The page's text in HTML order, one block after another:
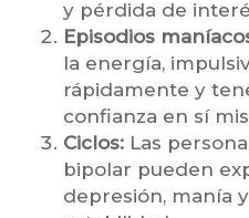
y pérdida de
Episodios
la energía,
rápidamente y
confianza en sí
Ciclos:Las
bipolar pueden
depresión, manía